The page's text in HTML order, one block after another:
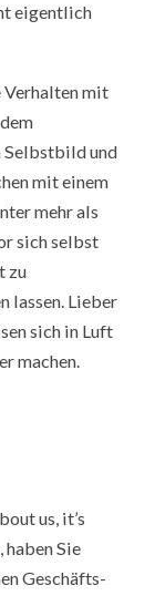
eigentlich
Verhalten mit
Selbstbild und
mit einem
mehr als
sich selbst
zu
lassen. Lieber
sich in Luft
machen.
us, it’s
haben Sie
Geschäfts-